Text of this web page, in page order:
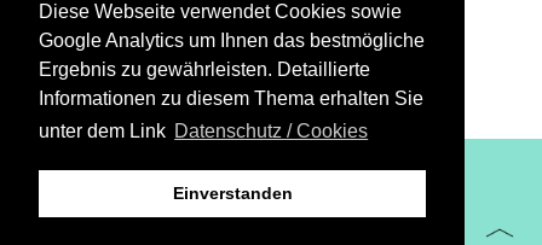
Diese Webseite verwendet Cookies sowie
Google Analytics um Ihnen das bestmögliche
Ergebnis zu gewährleisten. Detaillierte
Informationen zu diesem Thema erhalten Sie
unter dem Link Datenschutz / Cookies
Einverstanden
XiBIT Infoguide 2021